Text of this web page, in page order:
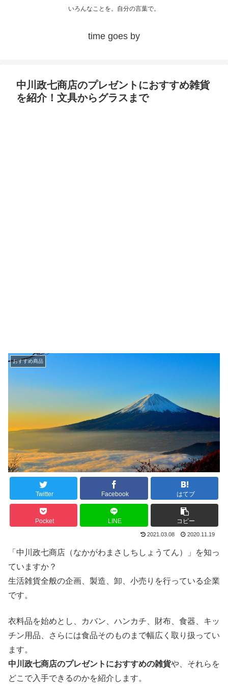
いろんなことを。自分の言葉で。
time goes by
中川政七商店のプレゼントにおすすめ雑貨
を紹介！文具からグラスまで
おすすめ商品
Twitter Facebook はてブ
Pocket LINE コピー
2021.03.08 2020.11.19
「中川政七商店（なかがわまさしちしょうてん）」を知っ
ていますか？
生活雑貨全般の企画、製造、卸、小売りを行っている企業
です。
衣料品を始めとし、カバン、ハンカチ、財布、食器、キッ
チン用品、さらには食品そのものまで幅広く取り扱ってい
ます。
中川政七商店のプレゼントにおすすめの雑貨や、それらを
どこで入手できるのかを紹介します。